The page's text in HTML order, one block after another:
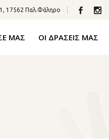
17562 Παλ.Φάληρο
ΜΑΣ ΟΙ ΔΡΑΣΕΙΣ ΜΑΣ